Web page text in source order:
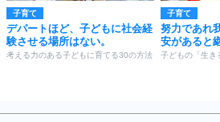
子育て
デパートほど、子どもに社会経
験させる場所はない。
考える力のある子どもに育てる30の方法
子育て
努力であれ
安があると
子どもの「生き